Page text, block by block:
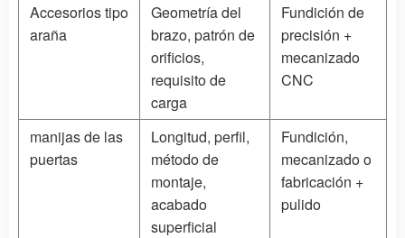
Accesorios tipo
araña
Geometría del
brazo, patrón de
orificios,
requisito de
carga
Fundición de
precisión +
mecanizado
CNC
manijas de las
puertas
Longitud, perfil,
método de
montaje,
acabado
superficial
Fundición,
mecanizado o
fabricación +
pulido